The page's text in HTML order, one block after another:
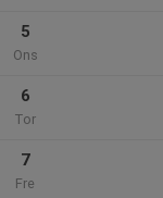
5
Ons
6
Tor
7
Fre